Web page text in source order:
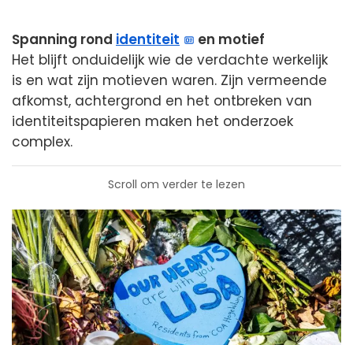
Spanning rond identiteit
en motief
Het blijft onduidelijk wie de verdachte werkelijk
is en wat zijn motieven waren. Zijn vermeende
afkomst, achtergrond en het ontbreken van
identiteitspapieren maken het onderzoek
complex.
Scroll om verder te lezen